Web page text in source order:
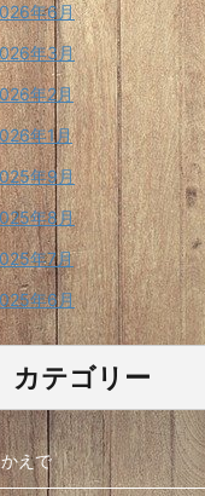
年6月
年3月
年2月
年1月
年9月
年8月
年7月
年6月
カテゴリー
かえで